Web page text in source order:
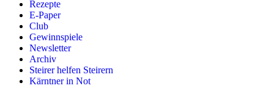
Rezepte
E-Paper
Club
Gewinnspiele
Newsletter
Archiv
Steirer helfen Steirern
Kärntner in Not